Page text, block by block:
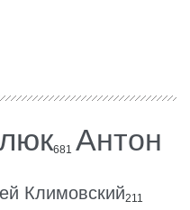
681 Антон
Климовский211